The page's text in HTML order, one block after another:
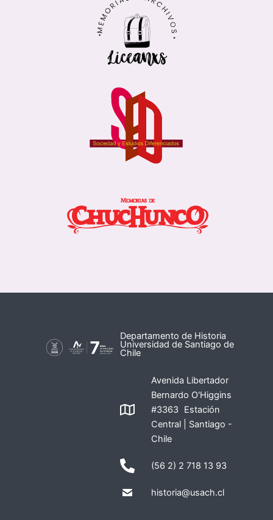
Departamento de Historia
Universidad de Santiago de
Chile
Avenida Libertador
Bernardo O'Higgins
#3363 Estación
Central | Santiago -
Chile
(56 2) 2 718 13 93
historia@usach.cl